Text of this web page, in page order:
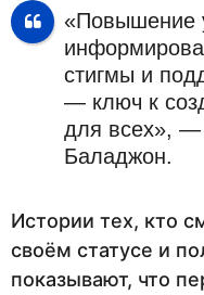
«Повышение
стигмы и
— ключ к
для всех», —
Баладжон.
Истории тех, кто
своём статусе и
показывают, что